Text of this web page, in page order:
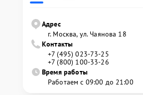
Адрес
г. Москва, ул. Чаянова 18
Контакты
+7 (495) 023-73-25
+7 (800) 100-33-26
Время работы
Работаем с 09:00 до 21:00